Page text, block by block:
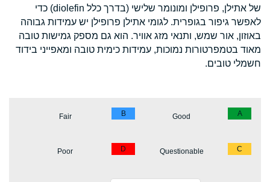
של אתילן, פרופילן ומונומר שלישי (בדרך כלל diolefin) כדי
לאפשר גיפור בגופרית. לגומי אתילן פרופילן יש עמידות גבוהה
באוזון, אור שמש, ותנאי מזג אוויר. הוא גם מספק גמישות טובה
מאוד בטמפרטורות נמוכות, עמידות כימית טובה ומאפייני בידוד
חשמלי טובים.
A
Good
B
Fair
C
Questionable
D
Poor